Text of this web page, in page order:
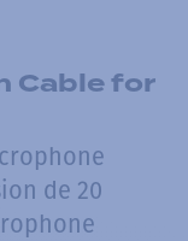
Cable for
de 20